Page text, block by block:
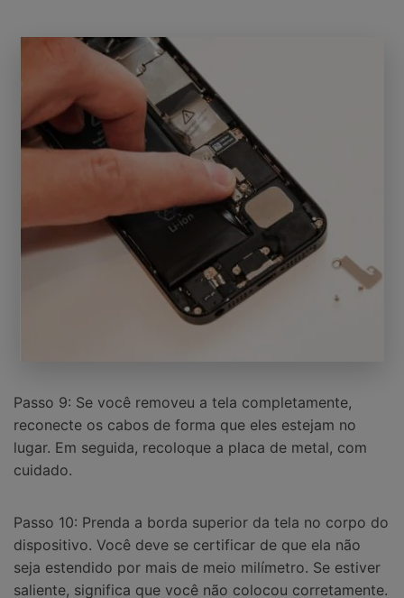
Passo 9: Se você removeu a tela completamente,
reconecte os cabos de forma que eles estejam no
lugar. Em seguida, recoloque a placa de metal, com
cuidado.
Passo 10: Prenda a borda superior da tela no corpo do
dispositivo. Você deve se certificar de que ela não
seja estendido por mais de meio milímetro. Se estiver
saliente, significa que você não colocou corretamente.